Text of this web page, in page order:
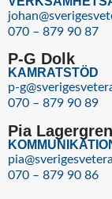
070 – 879 90 87
P-G Dolk
KAMRATSTÖD
p-
070 – 879 90 89
Pia Lagergren
070 – 879 90 86